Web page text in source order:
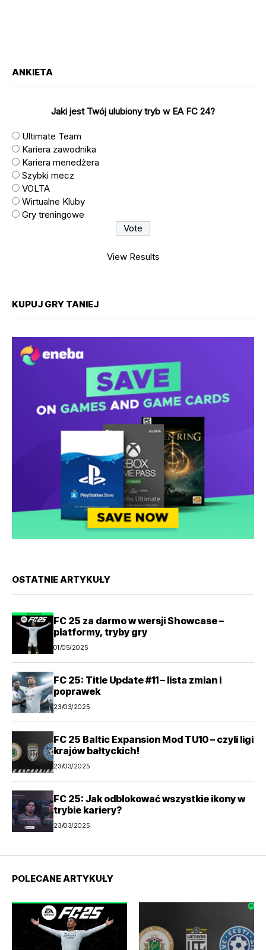
ANKIETA
Jaki jest Twój ulubiony tryb w EA FC 24?
Ultimate Team
Kariera zawodnika
Kariera menedżera
Szybki mecz
VOLTA
Wirtualne Kluby
Gry treningowe
View Results
KUPUJ GRY TANIEJ
OSTATNIE ARTYKUŁY
FC 25 za darmo w wersji Showcase –
platformy, tryby gry
01/05/2025
FC 25: Title Update #11 – lista zmian i
poprawek
23/03/2025
FC 25 Baltic Expansion Mod TU10 – czyli ligi
krajów bałtyckich!
23/03/2025
FC 25: Jak odblokować wszystkie ikony w
trybie kariery?
23/03/2025
POLECANE ARTYKUŁY